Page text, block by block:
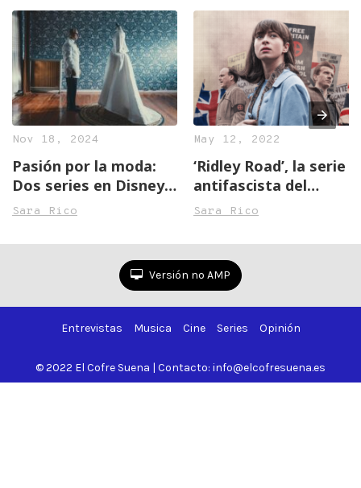
Nov 18, 2024
Pasión por la moda:
Dos series en Disney+
que no puedes dejar
Sara Rico
May 12, 2022
‘Ridley Road’, la serie
antifascista del
momento
Sara Rico
Versión no AMP
Entrevistas Musica Cine Series Opinión
© 2022 El Cofre Suena | Contacto: info@elcofresuena.es